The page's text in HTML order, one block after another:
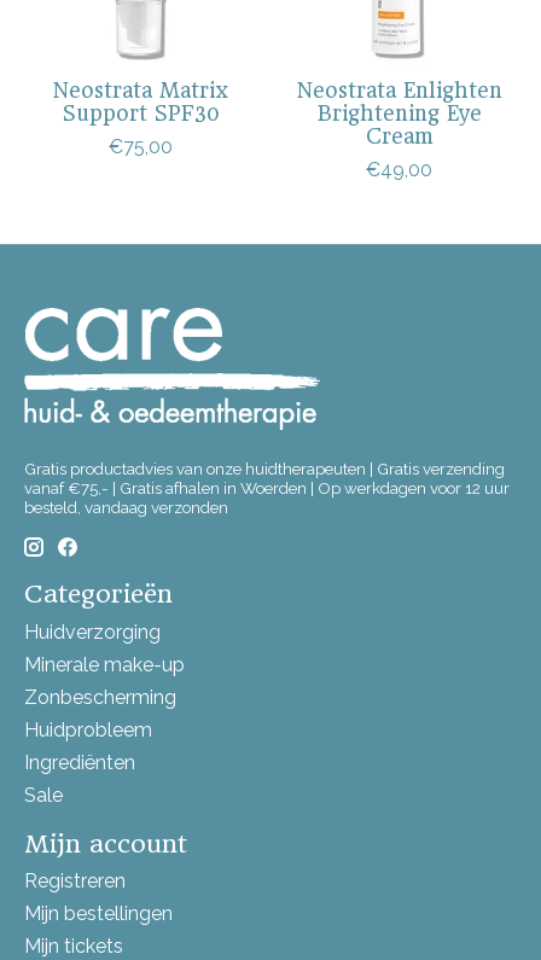
Neostrata Matrix
Support SPF30
€75,00
Neostrata Enlighten
Brightening Eye
Cream
€49,00
Gratis productadvies van onze huidtherapeuten | Gratis verzending
vanaf €75,- | Gratis afhalen in Woerden | Op werkdagen voor 12 uur
besteld, vandaag verzonden
Categorieën
Huidverzorging
Minerale make-up
Zonbescherming
Huidprobleem
Ingrediënten
Sale
Mijn account
Registreren
Mijn bestellingen
Mijn tickets